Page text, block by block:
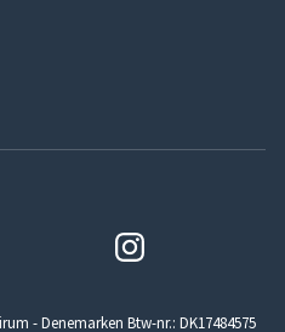
- Denemarken Btw-nr.: DK17484575